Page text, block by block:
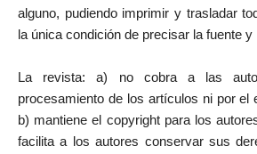
alguno, pudiendo imprimir y trasladar
la única condición de precisar la fuente y
La revista: a) no cobra a las
procesamiento de los artículos ni por el
b) mantiene el copyright para los
facilita a los autores conservar sus